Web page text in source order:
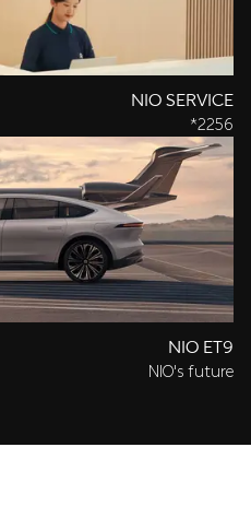
NIO SERVICE
2256*
NIO ET9
NIO's future